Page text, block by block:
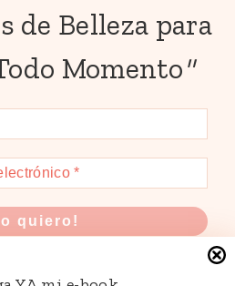
de Belleza para
Momento"